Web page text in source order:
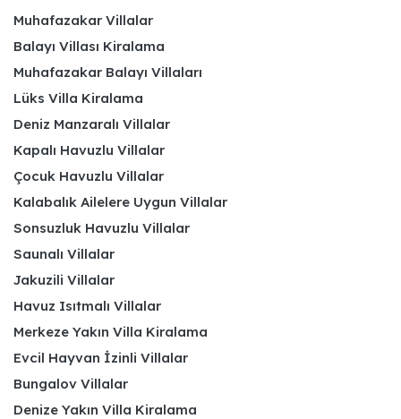
Muhafazakar Villalar
Balayı Villası Kiralama
Muhafazakar Balayı Villaları
Lüks Villa Kiralama
Deniz Manzaralı Villalar
Kapalı Havuzlu Villalar
Çocuk Havuzlu Villalar
Kalabalık Ailelere Uygun Villalar
Sonsuzluk Havuzlu Villalar
Saunalı Villalar
Jakuzili Villalar
Havuz Isıtmalı Villalar
Merkeze Yakın Villa Kiralama
Evcil Hayvan İzinli Villalar
Bungalov Villalar
Denize Yakın Villa Kiralama